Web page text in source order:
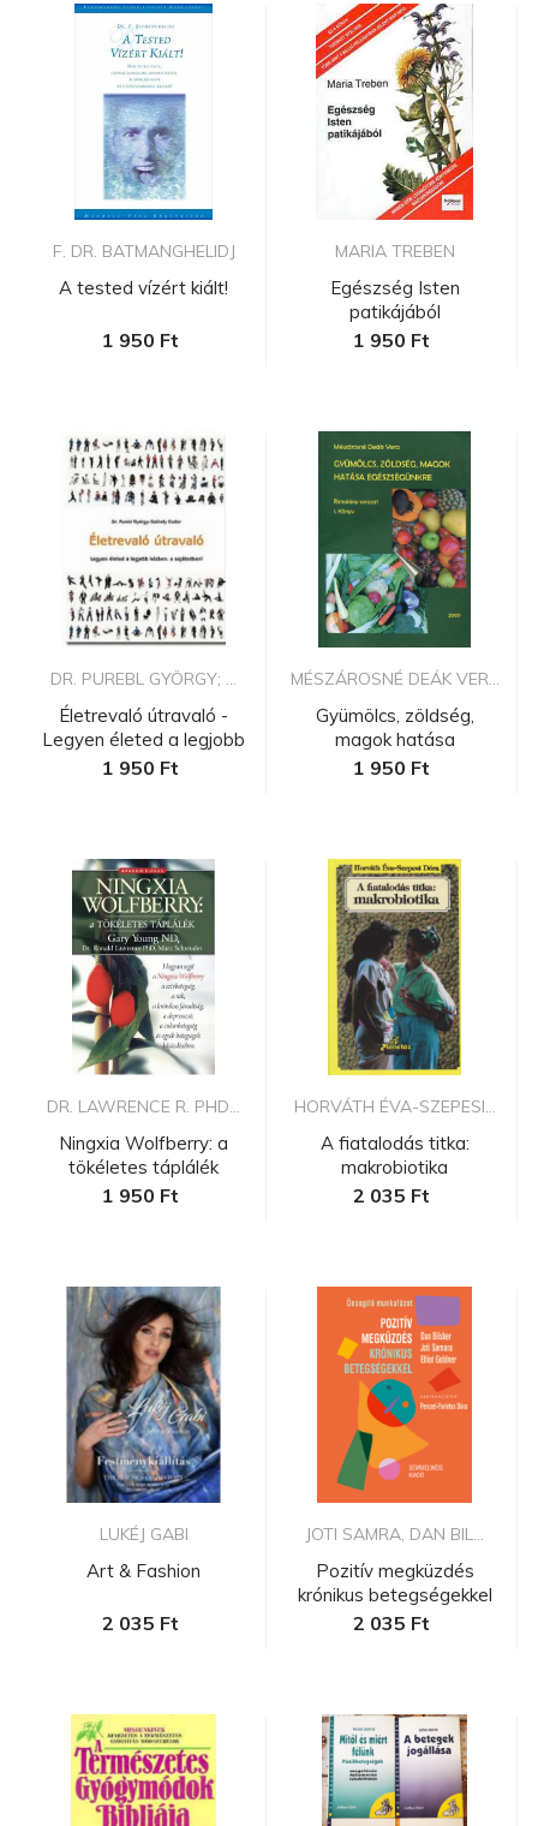
F. DR. BATMANGHELIDJ
A tested vízért kiált!
1 950 Ft
MARIA TREBEN
Egészség Isten
patikájából
1 950 Ft
DR. PUREBL GYÖRGY; ...
Életrevaló útravaló -
Legyen életed a legjobb
kéz...
1 950 Ft
MÉSZÁROSNÉ DEÁK VER...
Gyümölcs, zöldség,
magok hatása
egészségünkre...
1 950 Ft
DR. LAWRENCE R. PHD...
Ningxia Wolfberry: a
tökéletes táplálék
1 950 Ft
HORVÁTH ÉVA-SZEPESI...
A fiatalodás titka:
makrobiotika
2 035 Ft
LUKÉJ GABI
Art & Fashion
2 035 Ft
JOTI SAMRA, DAN BIL...
Pozitív megküzdés
krónikus betegségekkel
2 035 Ft